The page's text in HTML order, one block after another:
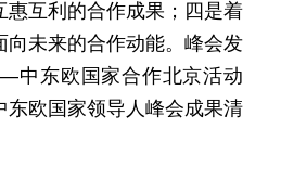
惠互利的合作成果；四是着
向未来的合作动能。峰会发
中东欧国家合作北京活动
欧国家领导人峰会成果清